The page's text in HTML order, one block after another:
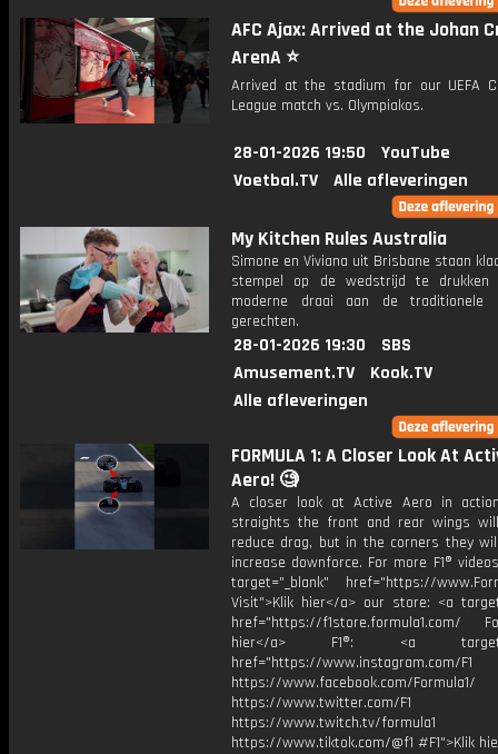
AFC Ajax: Arrived at the Johan
ArenA ⭐️
Arrived at the stadium for our UEFA
League match vs. Olympiakos.
28-01-2026 19:50
YouTube
Voetbal.TV
Alle afleveringen
My Kitchen Rules Australia
Simone en Viviana uit Brisbane staan
stempel op de wedstrijd te drukken
moderne draai aan de traditionele
gerechten.
28-01-2026 19:30
SBS
Amusement.TV
Kook.TV
Alle afleveringen
FORMULA 1: A Closer Look At
Aero! 🧐
A closer look at Active Aero in
straights the front and rear wings
reduce drag, but in the corners they
increase downforce. For more F1®
target="_blank" href="https://
Visit">Klik hier</a> our store: <a
href="https://f1store.formula1.com/
hier</a> F1®: <a
href="https://www.instagram.com/F1
https://www.facebook.com/Formula1/
https://www.twitter.com/F1
https://www.twitch.tv/formula1
https://www.tiktok.com/@f1 #F1">Klik